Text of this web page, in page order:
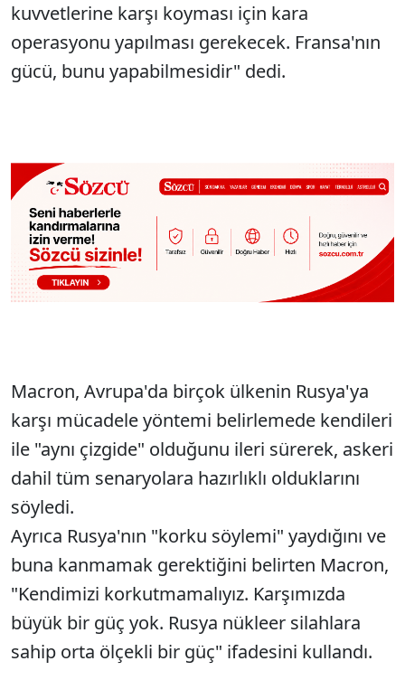
kuvvetlerine karşı koyması için kara
operasyonu yapılması gerekecek. Fransa'nın
gücü, bunu yapabilmesidir" dedi.
Macron, Avrupa'da birçok ülkenin Rusya'ya
karşı mücadele yöntemi belirlemede kendileri
ile "aynı çizgide" olduğunu ileri sürerek, askeri
dahil tüm senaryolara hazırlıklı olduklarını
söyledi.
Ayrıca Rusya'nın "korku söylemi" yaydığını ve
buna kanmamak gerektiğini belirten Macron,
"Kendimizi korkutmamalıyız. Karşımızda
büyük bir güç yok. Rusya nükleer silahlara
sahip orta ölçekli bir güç" ifadesini kullandı.